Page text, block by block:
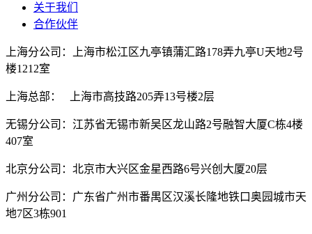
关于我们
合作伙伴
上海分公司：上海市松江区九亭镇蒲汇路178弄九亭U天地2号
楼1212室
上海总部： 上海市高技路205弄13号楼2层
无锡分公司：江苏省无锡市新吴区龙山路2号融智大厦C栋4楼
407室
北京分公司：北京市大兴区金星西路6号兴创大厦20层
广州分公司：广东省广州市番禺区汉溪长隆地铁口奥园城市天
地7区3栋901